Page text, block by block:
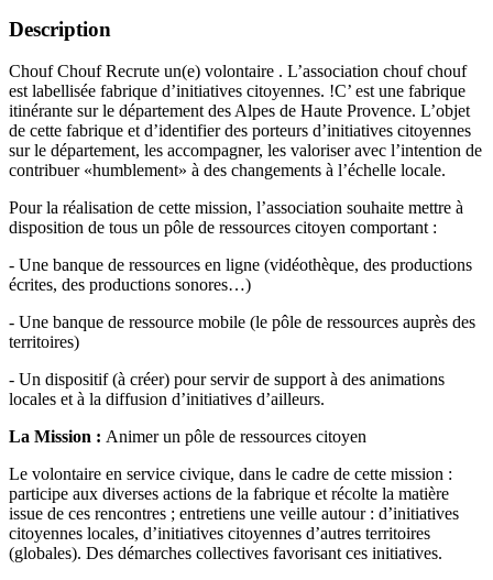
Description
Chouf Chouf Recrute un(e) volontaire . L’association chouf chouf
est labellisée fabrique d’initiatives citoyennes. !C’ est une fabrique
itinérante sur le département des Alpes de Haute Provence. L’objet
de cette fabrique et d’identifier des porteurs d’initiatives citoyennes
sur le département, les accompagner, les valoriser avec l’intention de
contribuer «humblement» à des changements à l’échelle locale.
Pour la réalisation de cette mission, l’association souhaite mettre à
disposition de tous un pôle de ressources citoyen comportant :
- Une banque de ressources en ligne (vidéothèque, des productions
écrites, des productions sonores…)
- Une banque de ressource mobile (le pôle de ressources auprès des
territoires)
- Un dispositif (à créer) pour servir de support à des animations
locales et à la diffusion d’initiatives d’ailleurs.
La Mission : Animer un pôle de ressources citoyen
Le volontaire en service civique, dans le cadre de cette mission :
participe aux diverses actions de la fabrique et récolte la matière
issue de ces rencontres ; entretiens une veille autour : d’initiatives
citoyennes locales, d’initiatives citoyennes d’autres territoires
(globales). Des démarches collectives favorisant ces initiatives.